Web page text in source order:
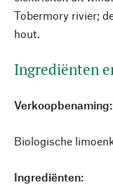
Tobermory rivier;
hout.
Ingrediënten
Verkoopbenaming:
Biologische
Ingrediënten: